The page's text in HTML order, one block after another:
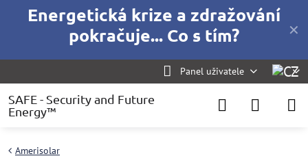
✕
Energetická krize a zdražování
pokračuje... Co s tím?
Panel uživatele
SAFE - Security and Future
Energy™
Amerisolar